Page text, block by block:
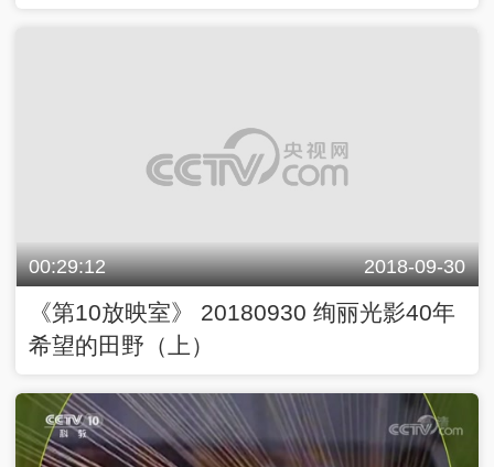
00:29:12 2018-09-30
《第10放映室》 20180930 绚丽光影40年
希望的田野（上）